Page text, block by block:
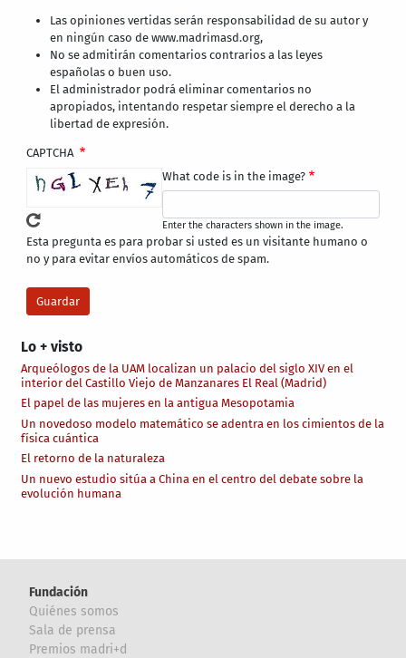
Lo + visto
Arqueólogos de la UAM localizan un palacio del siglo XIV en el
interior del Castillo Viejo de Manzanares El Real (Madrid)
El papel de las mujeres en la antigua Mesopotamia
Un novedoso modelo matemático se adentra en los cimientos de la
física cuántica
El retorno de la naturaleza
Un nuevo estudio sitúa a China en el centro del debate sobre la
evolución humana
Las opiniones vertidas serán responsabilidad de su autor y
en ningún caso de www.madrimasd.org,
No se admitirán comentarios contrarios a las leyes
españolas o buen uso.
El administrador podrá eliminar comentarios no
apropiados, intentando respetar siempre el derecho a la
libertad de expresión.
CAPTCHA
What code is in the image?
Enter the characters shown in the image.
Esta pregunta es para probar si usted es un visitante humano o
no y para evitar envíos automáticos de spam.
Fundación
Quiénes somos
Sala de prensa
Premios madri+d